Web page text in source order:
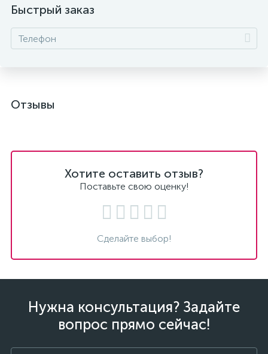
Быстрый заказ
Отзывы
Хотите оставить отзыв?
Поставьте свою оценку!
Сделайте выбор!
Нужна консультация? Задайте
вопрос прямо сейчас!